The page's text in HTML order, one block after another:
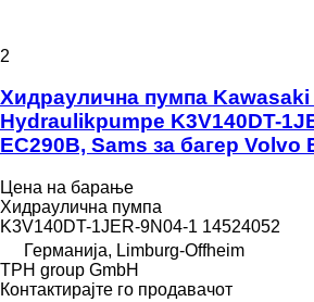
2
Хидраулична пумпа Kawasaki
Hydraulikpumpe K3V140DT-
EC290B, Sams за багер Volvo
Цена на барање
Хидраулична пумпа
K3V140DT-1JER-9N04-1 14524052
Германија, Limburg-Offheim
TPH group GmbH
Контактирајте го продавачот